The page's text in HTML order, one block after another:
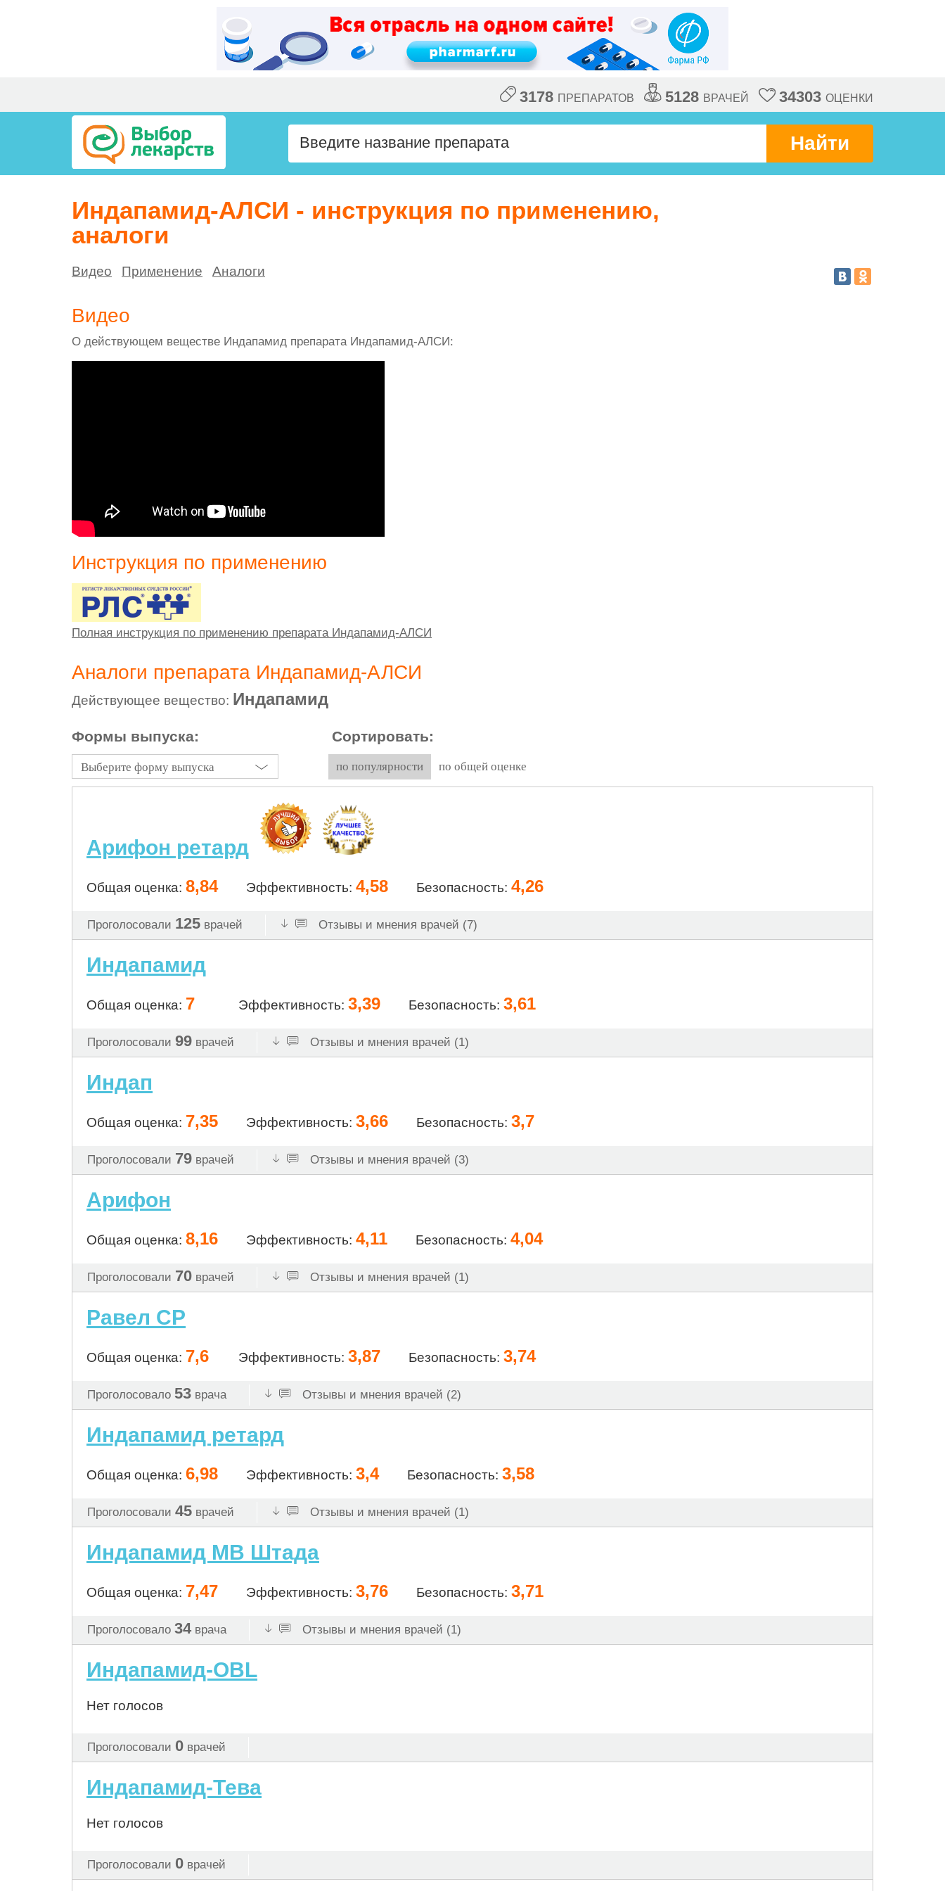
3178 ПРЕПАРАТОВ 5128 ВРАЧЕЙ 34303 ОЦЕНКИ
Найти
Индапамид-АЛСИ - инструкция по применению,
аналоги
Видео Применение Аналоги
Видео
О действующем веществе Индапамид препарата Индапамид-АЛСИ:
Инструкция по применению
Полная инструкция по применению препарата Индапамид-АЛСИ
Аналоги препарата Индапамид-АЛСИ
Действующее вещество: Индапамид
Формы выпуска:
Выберите форму выпуска
Сортировать:
по популярности по общей оценке
Арифон ретард
Общая оценка: 8,84 Эффективность: 4,58 Безопасность: 4,26
Проголосовали 125 врачей Отзывы и мнения врачей (7)
Индапамид
Общая оценка: 7 Эффективность: 3,39 Безопасность: 3,61
Проголосовали 99 врачей Отзывы и мнения врачей (1)
Индап
Общая оценка: 7,35 Эффективность: 3,66 Безопасность: 3,7
Проголосовали 79 врачей Отзывы и мнения врачей (3)
Арифон
Общая оценка: 8,16 Эффективность: 4,11 Безопасность: 4,04
Проголосовали 70 врачей Отзывы и мнения врачей (1)
Равел СР
Общая оценка: 7,6 Эффективность: 3,87 Безопасность: 3,74
Проголосовало 53 врача Отзывы и мнения врачей (2)
Индапамид ретард
Общая оценка: 6,98 Эффективность: 3,4 Безопасность: 3,58
Проголосовали 45 врачей Отзывы и мнения врачей (1)
Индапамид МВ Штада
Общая оценка: 7,47 Эффективность: 3,76 Безопасность: 3,71
Проголосовало 34 врача Отзывы и мнения врачей (1)
Индапамид-OBL
Нет голосов
Проголосовали 0 врачей
Индапамид-Тева
Нет голосов
Проголосовали 0 врачей